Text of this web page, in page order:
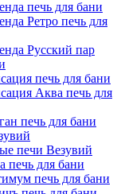
печь для бани
Ретро печь для
Русский пар
печь для бани
Аква печь для
печь для бани
печи Везувий
печь для бани
печь для бани